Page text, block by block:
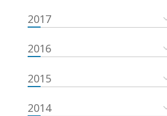
2017
2016
2015
2014